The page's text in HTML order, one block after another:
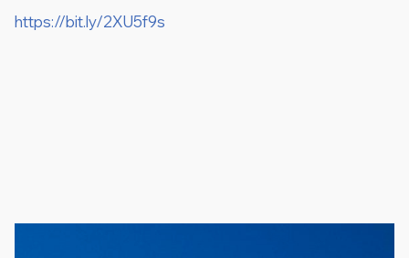
https://bit.ly/2XU5f9s